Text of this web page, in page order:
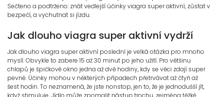
Sečteno a podtrženo: znát vedlejší účinky viagra super aktivní, zůstat v
bezpečí, a vychutnat si jízdu.
Jak dlouho viagra super aktivní vydrží
Jak dlouho viagra super aktivní poslední je velká otázka pro mnoho
myslí. Obvykle to zabere 15 až 30 minut po jeho užití. Pro většinu
chlapů je špičkové okno jedna až dvě hodiny, kdy se věci zdají super
pevné. Účinky mohou v některých případech přetrvávat až čtyři až
šest hodin. To neznamená, že jste nonstop, jen to, že je jednodušší jít,
když stimuluje. Jídlo může zpomalit nástup trochu, zejména těžké